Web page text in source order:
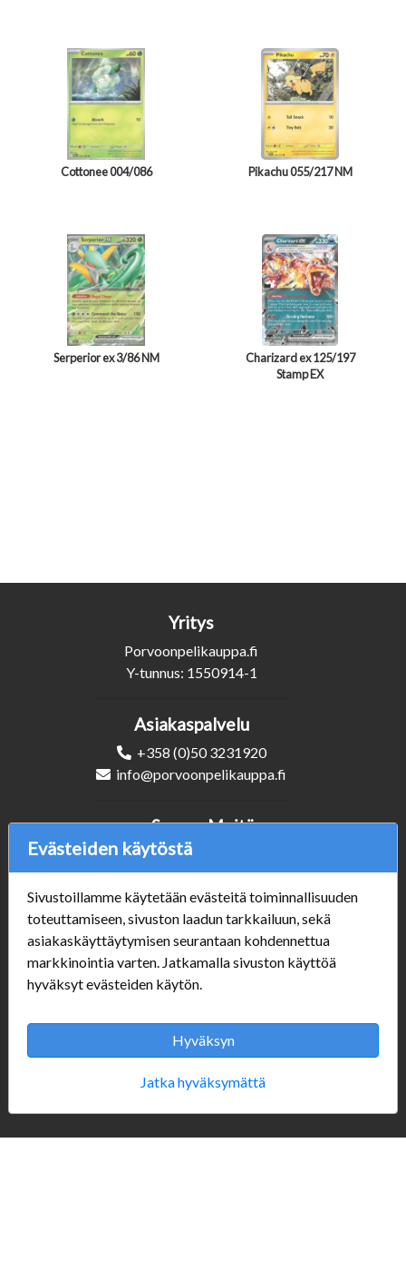
Cottonee 004/086 Pikachu 055/217 NM
Serperior ex 3/86 NM
Charizard ex 125/197
Stamp EX
Yritys
Porvoonpelikauppa.fi
Y-tunnus: 1550914-1
Asiakaspalvelu
+358 (0)50 3231920
info@porvoonpelikauppa.fi
Verkkokauppa
#Yhteiskuntavastuu
#porvoonsithlord
Tilaus- ja toimitusehdot
Mannerheiminkatu 10
Aukioloajat:
Seuraa Meitä
Evästeiden käytöstä
Sivustoillamme käytetään evästeitä toiminnallisuuden
toteuttamiseen, sivuston laadun tarkkailuun, sekä
asiakaskäyttäytymisen seurantaan kohdennettua
markkinointia varten. Jatkamalla sivuston käyttöä
hyväksyt evästeiden käytön.
Hyväksyn
Jatka hyväksymättä